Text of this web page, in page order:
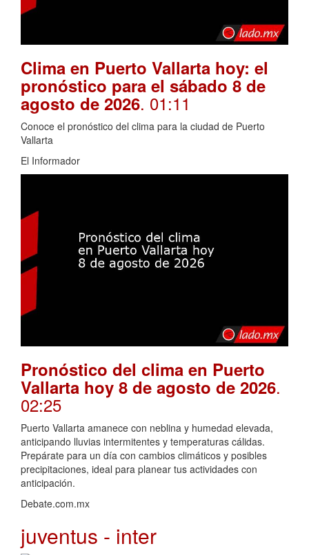
Clima en Puerto Vallarta hoy: el
pronóstico para el sábado 8 de
agosto de 2026. 01:11
Conoce el pronóstico del clima para la ciudad de Puerto
Vallarta
El Informador
Pronóstico del clima en Puerto
Vallarta hoy 8 de agosto de 2026.
02:25
Puerto Vallarta amanece con neblina y humedad elevada,
anticipando lluvias intermitentes y temperaturas cálidas.
Prepárate para un día con cambios climáticos y posibles
precipitaciones, ideal para planear tus actividades con
anticipación.
Debate.com.mx
juventus - inter